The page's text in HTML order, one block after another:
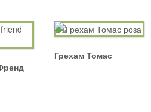
Грехам Томас